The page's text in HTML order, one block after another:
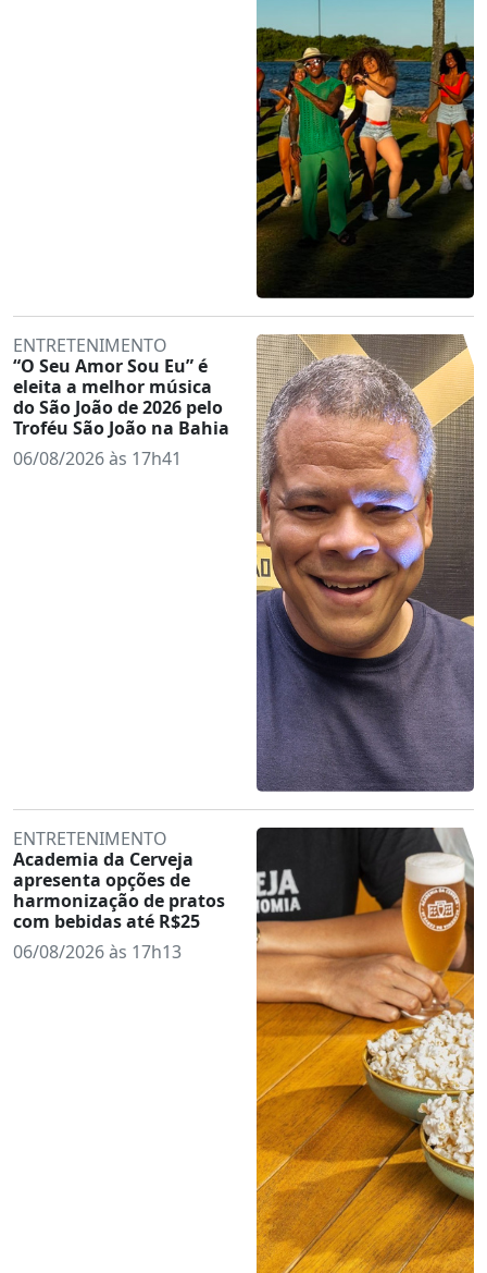
ENTRETENIMENTO
“O Seu Amor Sou Eu” é
eleita a melhor música
do São João de 2026 pelo
Troféu São João na Bahia
06/08/2026 às 17h41
ENTRETENIMENTO
Academia da Cerveja
apresenta opções de
harmonização de pratos
com bebidas até R$25
06/08/2026 às 17h13